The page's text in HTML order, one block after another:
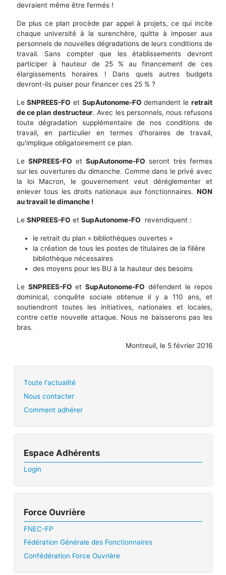
devraient même être fermés !
De plus ce plan procède par appel à projets, ce qui incite
chaque université à la surenchère, quitte à imposer aux
personnels de nouvelles dégradations de leurs conditions de
travail. Sans compter que les établissements devront
participer à hauteur de 25 % au financement de ces
élargissements horaires ! Dans quels autres budgets
devront-ils puiser pour financer ces 25 % ?
LeSNPREES-FO et SupAutonome-FO demandent le retrait
de ce plan destructeur. Avec les personnels, nous refusons
toute dégradation supplémentaire de nos conditions de
travail, en particulier en termes d'horaires de travail,
qu'implique obligatoirement ce plan.
Le SNPREES-FO etSupAutonome-FO seront très fermes
sur les ouvertures du dimanche. Comme dans le privé avec
la loi Macron, le gouvernement veut déréglementer et
enlever tous les droits nationaux aux fonctionnaires. NON
au travail le dimanche !
Le SNPREES-FO et SupAutonome-FO revendiquent :
le retrait du plan « bibliothèques ouvertes »
la création de tous les postes de titulaires de la filière
bibliothèque nécessaires
des moyens pour les BU à la hauteur des besoins
Le SNPREES-FO etSupAutonome-FO défendent le repos
dominical, conquête sociale obtenue il y a 110 ans, et
soutiendront toutes les initiatives, nationales et locales,
contre cette nouvelle attaque. Nous ne baisserons pas les
bras.
Montreuil, le 5 février 2016
Toute l'actualité
Nous contacter
Comment adhérer
Espace Adhérents
Login
Force Ouvrière
FNEC-FP
Fédération Générale des Fonctionnaires
Confédération Force Ouvrière